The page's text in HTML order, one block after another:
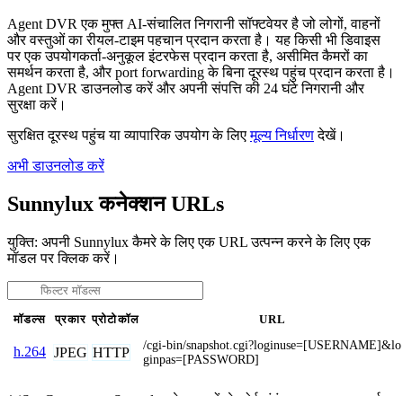
Agent DVR एक मुफ्त AI-संचालित निगरानी सॉफ्टवेयर है जो लोगों, वाहनों
और वस्तुओं का रीयल-टाइम पहचान प्रदान करता है। यह किसी भी डिवाइस
पर एक उपयोगकर्ता-अनुकूल इंटरफेस प्रदान करता है, असीमित कैमरों का
समर्थन करता है, और port forwarding के बिना दूरस्थ पहुंच प्रदान करता है।
Agent DVR डाउनलोड करें और अपनी संपत्ति की 24 घंटे निगरानी और
सुरक्षा करें।
सुरक्षित दूरस्थ पहुंच या व्यापारिक उपयोग के लिएमूल्य निर्धारणदेखें।
अभी डाउनलोड करें
Sunnylux कनेक्शन URLs
युक्ति: अपनी Sunnylux कैमरे के लिए एक URL उत्पन्न करने के लिए एक
मॉडल पर क्लिक करें।
मॉडल्स प्रकार प्रोटोकॉल URL
h.264 JPEG HTTP
/cgi-bin/snapshot.cgi?loginuse=[USERNAME]&lo
ginpas=[PASSWORD]